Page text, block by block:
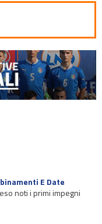
E Date
noti i primi impegni